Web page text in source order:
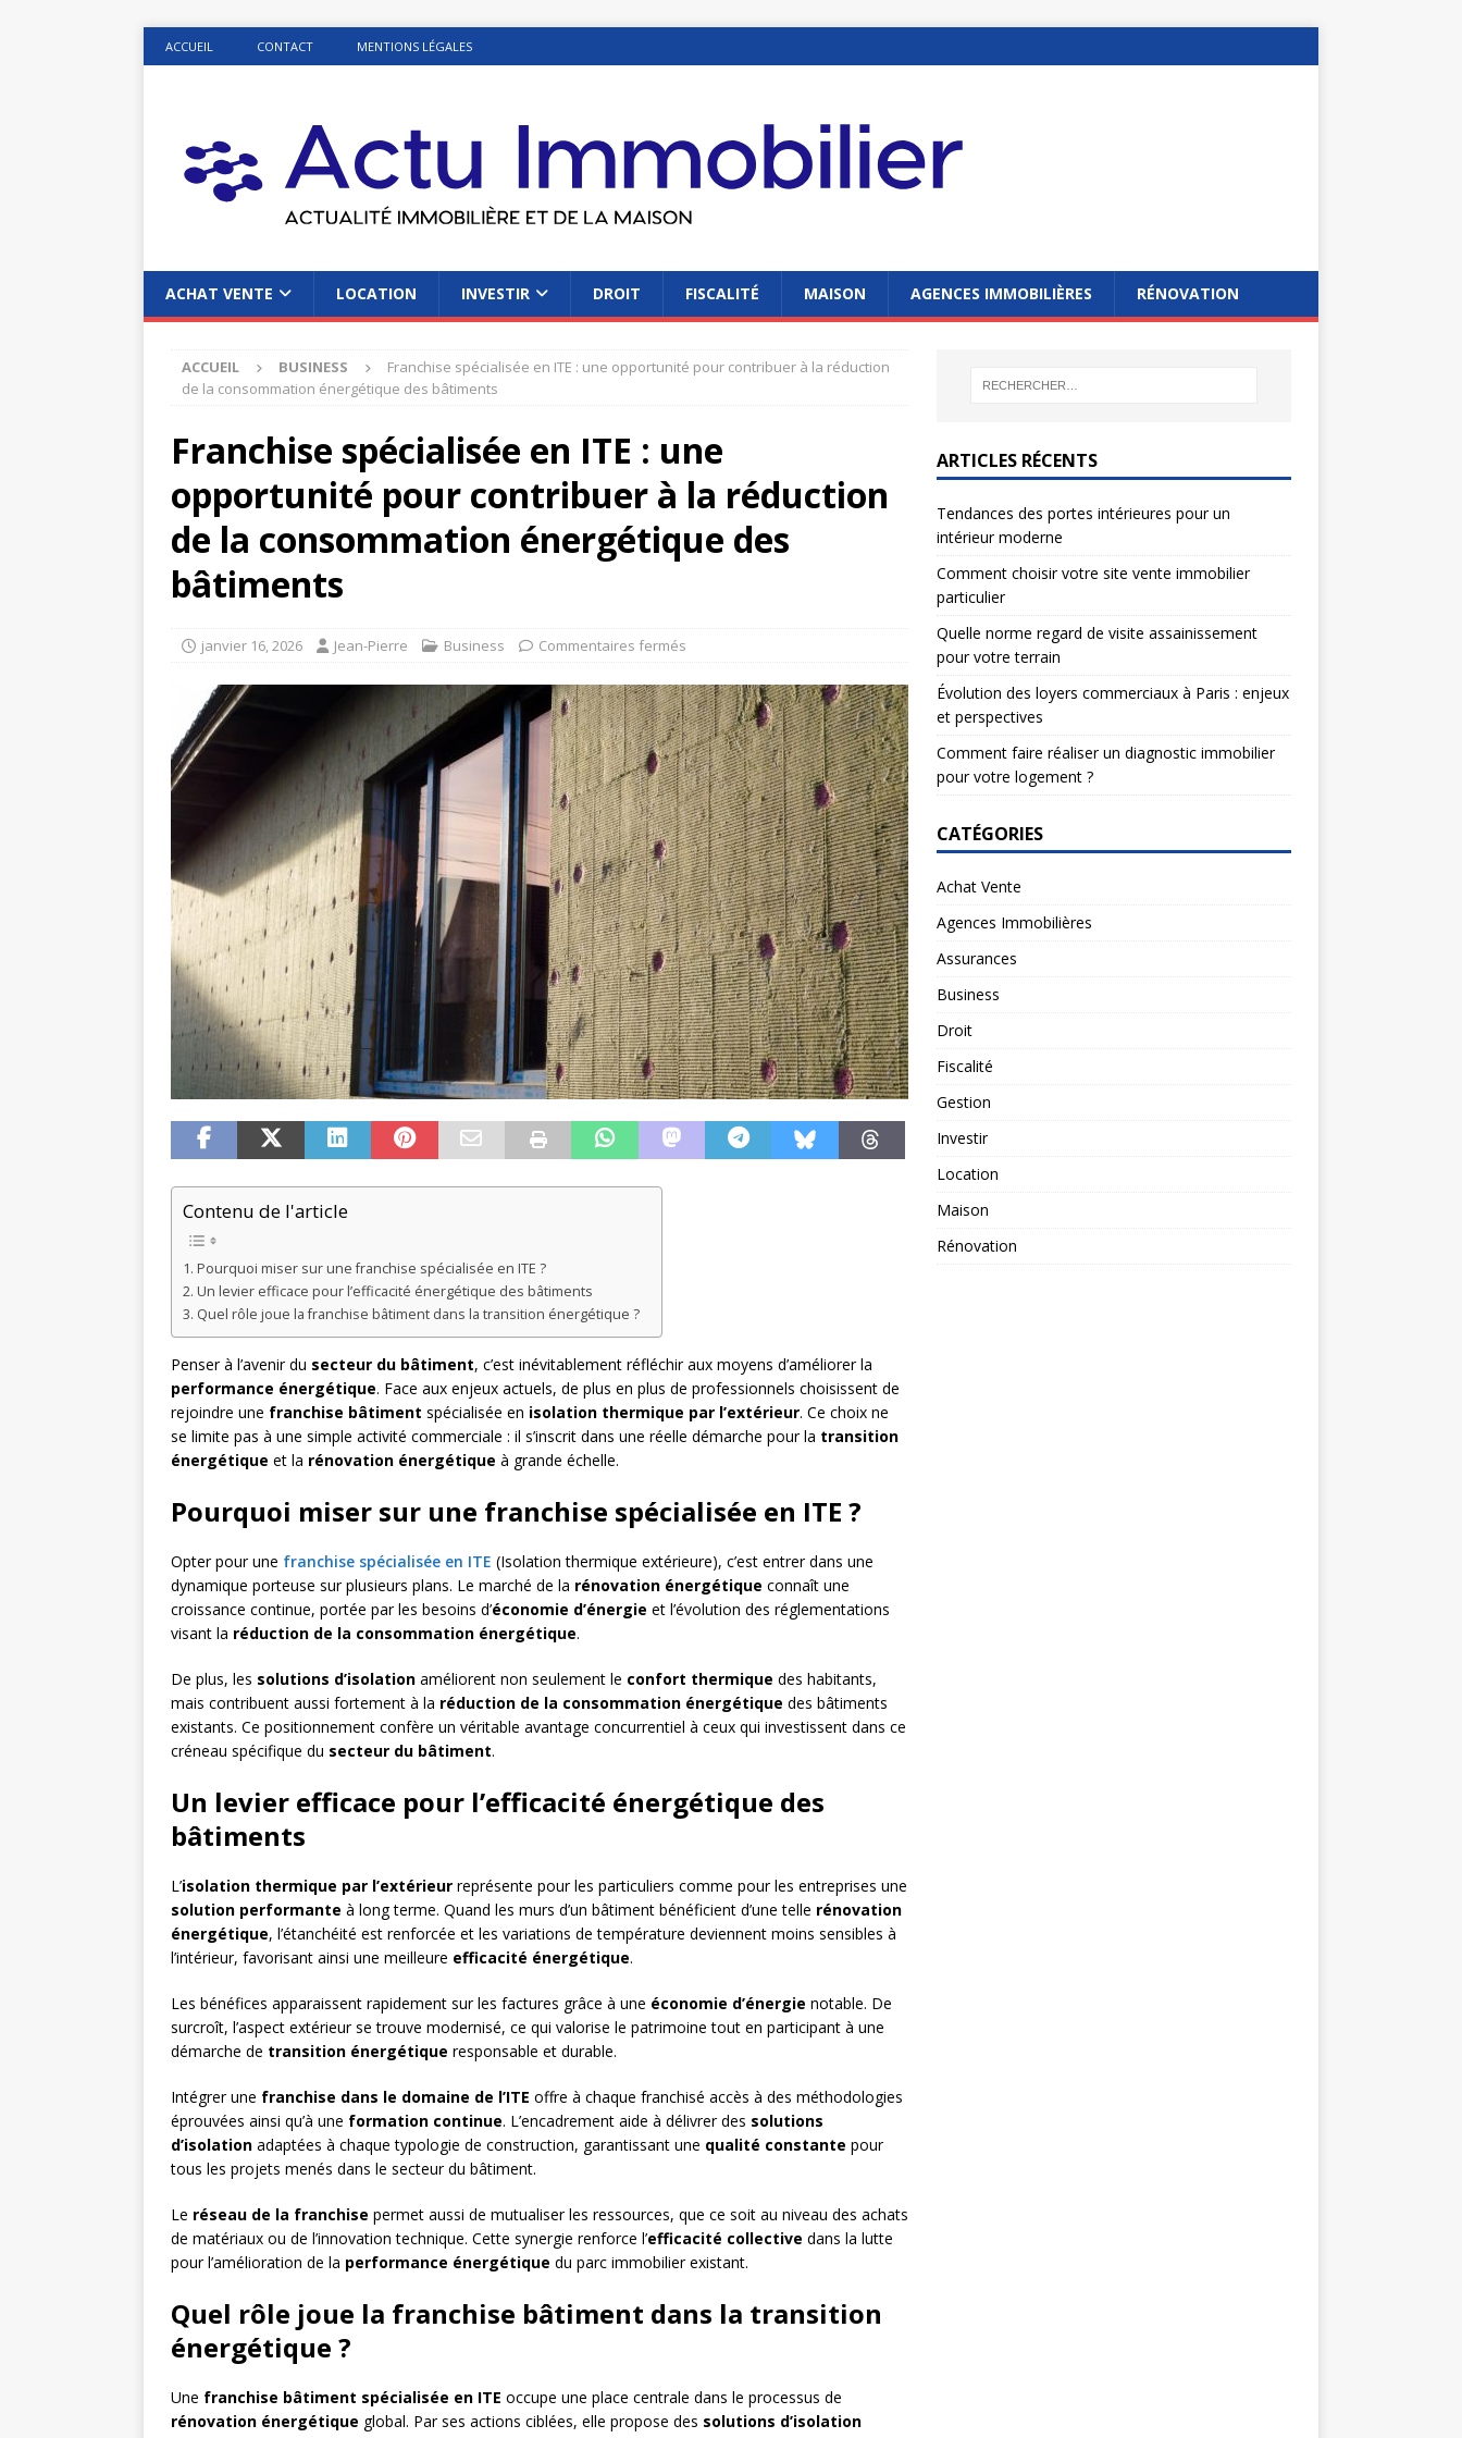
ACCUEIL CONTACT MENTIONS LÉGALES
ACHAT VENTE LOCATION INVESTIR DROIT FISCALITÉ MAISON AGENCES IMMOBILIÈRES RÉNOVATION
ACCUEIL BUSINESS
Franchise spécialisée en ITE : une opportunité pour contribuer à la réduction
de la consommation énergétique des bâtiments
Franchise spécialisée en ITE : une
opportunité pour contribuer à la réduction
de la consommation énergétique des
bâtiments
janvier 16, 2026 Jean-Pierre Business Commentaires fermés
Contenu de l'article
Pourquoi miser sur une franchise spécialisée en ITE ?
Un levier efficace pour l’efficacité énergétique des bâtiments
Quel rôle joue la franchise bâtiment dans la transition énergétique ?
Penser à l’avenir du secteur du bâtiment, c’est inévitablement réfléchir aux moyens d’améliorer la
performance énergétique. Face aux enjeux actuels, de plus en plus de professionnels choisissent de
rejoindre une franchise bâtiment spécialisée en isolation thermique par l’extérieur. Ce choix ne
se limite pas à une simple activité commerciale : il s’inscrit dans une réelle démarche pour la transition
énergétique et la rénovation énergétique à grande échelle.
Pourquoi miser sur une franchise spécialisée en ITE ?
Opter pour une franchise spécialisée en ITE (Isolation thermique extérieure), c’est entrer dans une
dynamique porteuse sur plusieurs plans. Le marché de la rénovation énergétique connaît une
croissance continue, portée par les besoins d’économie d’énergie et l’évolution des réglementations
visant la réduction de la consommation énergétique.
De plus, les solutions d’isolation améliorent non seulement le confort thermique des habitants,
mais contribuent aussi fortement à la réduction de la consommation énergétique des bâtiments
existants. Ce positionnement confère un véritable avantage concurrentiel à ceux qui investissent dans ce
créneau spécifique du secteur du bâtiment.
Un levier efficace pour l’efficacité énergétique des
bâtiments
L’isolation thermique par l’extérieur représente pour les particuliers comme pour les entreprises une
solution performante à long terme. Quand les murs d’un bâtiment bénéficient d’une telle rénovation
énergétique, l’étanchéité est renforcée et les variations de température deviennent moins sensibles à
l’intérieur, favorisant ainsi une meilleure efficacité énergétique.
Les bénéfices apparaissent rapidement sur les factures grâce à une économie d’énergie notable. De
surcroît, l’aspect extérieur se trouve modernisé, ce qui valorise le patrimoine tout en participant à une
démarche de transition énergétique responsable et durable.
Intégrer une franchise dans le domaine de l’ITE offre à chaque franchisé accès à des méthodologies
éprouvées ainsi qu’à une formation continue. L’encadrement aide à délivrer des solutions
d’isolation adaptées à chaque typologie de construction, garantissant une qualité constante pour
tous les projets menés dans le secteur du bâtiment.
Le réseau de la franchise permet aussi de mutualiser les ressources, que ce soit au niveau des achats
de matériaux ou de l’innovation technique. Cette synergie renforce l’efficacité collective dans la lutte
pour l’amélioration de la performance énergétique du parc immobilier existant.
Quel rôle joue la franchise bâtiment dans la transition
énergétique ?
Une franchise bâtiment spécialisée en ITE occupe une place centrale dans le processus de
rénovation énergétique global. Par ses actions ciblées, elle propose des solutions d’isolation
ARTICLES RÉCENTS
Tendances des portes intérieures pour un
intérieur moderne
Comment choisir votre site vente immobilier
particulier
Quelle norme regard de visite assainissement
pour votre terrain
Évolution des loyers commerciaux à Paris : enjeux
et perspectives
Comment faire réaliser un diagnostic immobilier
pour votre logement ?
CATÉGORIES
Achat Vente
Agences Immobilières
Assurances
Business
Droit
Fiscalité
Gestion
Investir
Location
Maison
Rénovation